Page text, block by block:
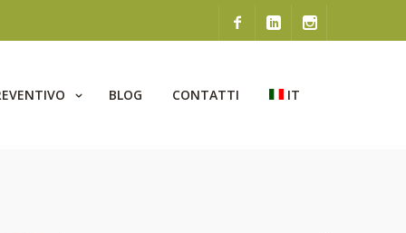
BLOG CONTATTI IT